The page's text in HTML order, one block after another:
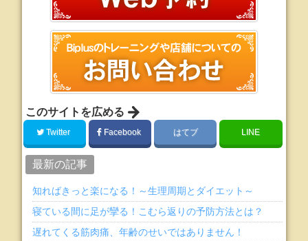
このサイトを広める
Twitter Facebook はてブ LINE
最新の記事
知ればきっと楽になる！～生理周期とダイエット～
寝ている間に足が攣る！こむら返りの予防方法とは？
遅れてくる筋肉痛、年齢のせいではありません！